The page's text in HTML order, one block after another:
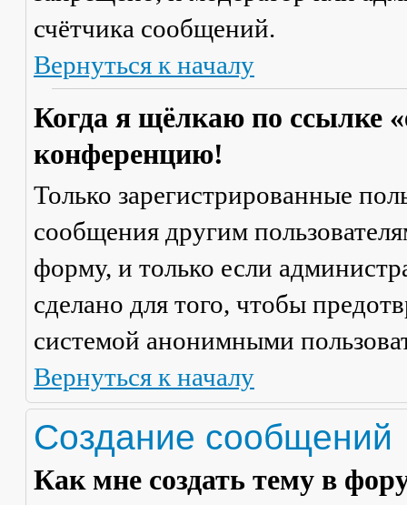
счётчика сообщений.
Вернуться к началу
Когда я щёлкаю по ссылке
конференцию!
Только зарегистрированные
сообщения другим
форму, и только если
сделано для того, чтобы
системой анонимными
Вернуться к началу
Создание сообщений
Как мне создать тему в